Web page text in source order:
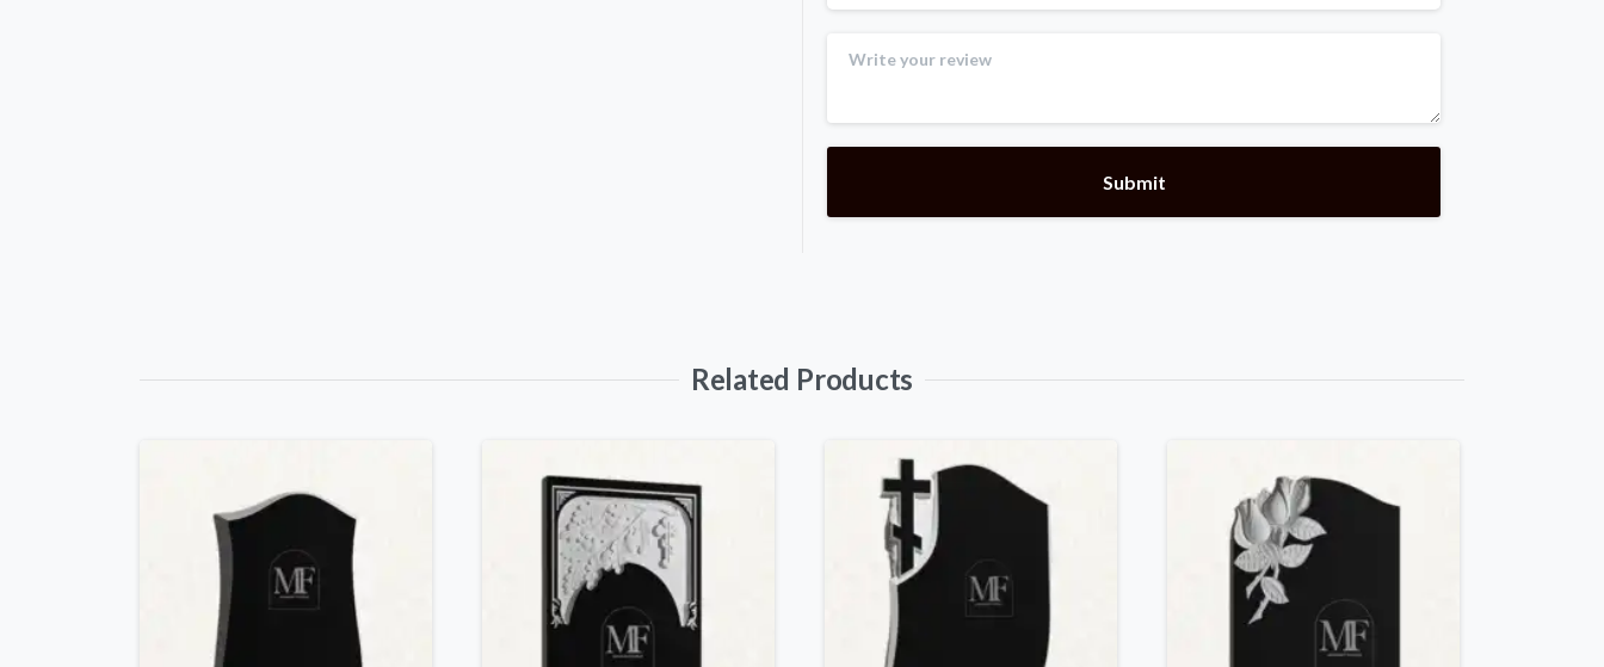
Related Products